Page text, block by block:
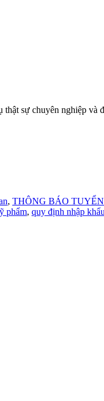
sự chuyên nghiệp và
, THÔNG BÁO
phẩm, quy định nhập